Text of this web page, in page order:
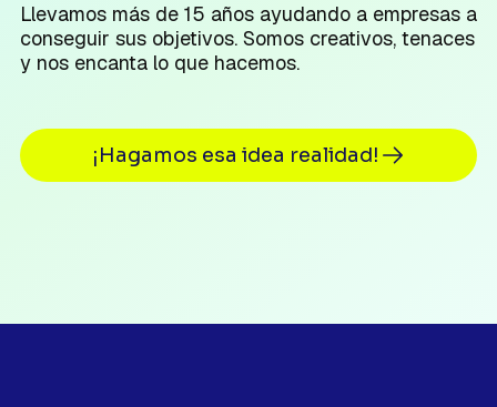
Llevamos más de 15 años ayudando a empresas a
conseguir sus objetivos. Somos creativos, tenaces
y nos encanta lo que hacemos.
¡Hagamos esa idea realidad!